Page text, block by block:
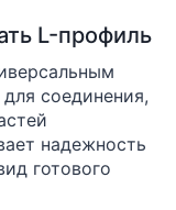
L-профиль
соединения,
надежность
готового